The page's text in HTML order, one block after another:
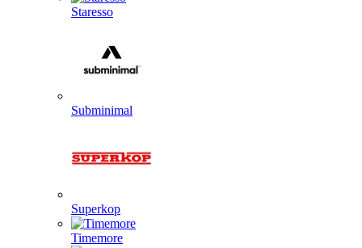
Staresso
Subminimal
Superkop
Timemore